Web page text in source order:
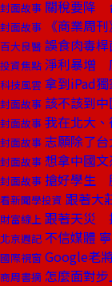
封面故事 關稅要降
封面故事 《商業周
百大良醫 誤食肉毒桿
投資焦點 淨利暴增
科技風雲 拿到iPad
封面故事 該不該到
封面故事 我在北大、
封面故事 志願除了
封面故事 想拿中國
封面故事 搶好學生
看新聞學投資 跟著
財富線上 跟著天災
北京週記 不信媒體
國際視窗 Google老
商周書摘 怎麼面對